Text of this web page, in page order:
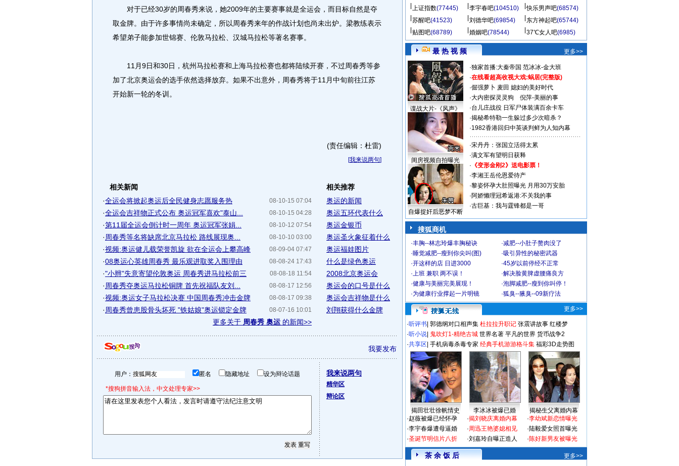
对于已经30岁的周春秀来说，她2009年的主要赛事就是全运会，而目标自然是夺
取金牌。由于许多事情尚未确定，所以周春秀来年的作战计划也尚未出炉。梁教练表示
希望弟子能参加世锦赛、伦敦马拉松、汉城马拉松等著名赛事。
11月9日和30日，杭州马拉松赛和上海马拉松赛也都将陆续开赛，不过周春秀等参
加了北京奥运会的选手依然选择放弃。如果不出意外，周春秀将于11月中旬前往江苏
开始新一轮的冬训。
(责任编辑：杜雷)
[我来说两句]
相关新闻
08-10-15 07:04
·全运会将掀起奥运后全民健身志愿服务热
08-10-15 04:28
·全运会吉祥物正式公布 奥运冠军喜欢"泰山...
08-10-12 07:54
·第11届全运会倒计时一周年 奥运冠军张娟...
08-10-10 03:00
· 周春秀等名将缺席北京马拉松 路线展现奥...
08-09-04 07:47
·视频:奥运健儿载荣誉凯旋 欲在全运会上攀高峰
08-08-24 17:43
·08奥运心英雄周春秀 最乐观进取奖入围理由
08-08-18 11:54
·"小辫"失意寄望伦敦奥运 周春秀进马拉松前三
08-08-17 12:56
· 周春秀夺奥运马拉松铜牌 首先祝福队友刘...
08-08-17 09:38
·视频:奥运女子马拉松决赛 中国周春秀冲击金牌
08-07-16 10:01
· 周春秀曾患股骨头坏死 "铁姑娘"奥运锁定金牌
更多关于 周春秀 奥运 的新闻>>
相关推荐
奥运的新闻
奥运五环代表什么
奥运金银币
奥运圣火象征着什么
奥运福娃图片
什么是绿色奥运
2008北京奥运会
奥运会的口号是什么
奥运会吉祥物是什么
刘翔获得什么金牌
我要发布
用户： 匿名 隐藏地址 设为辩论话题
*搜狗拼音输入法，中文处理专家>>
我来说两句
精华区
辩论区
上证指数(77445) 李宇春吧(104510) 快乐男声吧(68574)
苏醒吧(41523) 刘德华吧(69854) 东方神起吧(65744)
贴图吧(68789) 婚姻吧(78544) 37℃女人吧(6985)
最 热 视 频 更多>>
谍战大片-《风声》
闺房视频自拍曝光
自爆捉奸后恶梦不断
·独家首播:大秦帝国 范冰冰-金大班
·在线看超高收视大戏:蜗居(完整版)
·倔强萝卜 麦田 媳妇的美好时代
·大内密探灵灵狗
倪萍-美丽的事
·台儿庄战役 日军尸体装满百余卡车
·揭秘希特勒一生躲过多少次暗杀？
·1982香港回归中英谈判鲜为人知内幕
·宋丹丹：张国立活得太累
·满文军有望明日获释
· 《变形金刚2》送电影票！
·李湘王岳伦恩爱待产
·黎姿怀孕大肚照曝光 月用30万安胎
·阿娇懒理冠希返港:不关我的事
·古巨基：我与霆锋都是一哥
搜狐商机
·丰胸--林志玲爆丰胸秘诀 ·减肥--小肚子赘肉没了
·睡觉减肥--瘦到你尖叫(图) ·吸引异性的秘密武器
·开这样的店 日进3000 ·45岁以前停经不正常
·上班 兼职 两不误！ ·解决脸黄脾虚腰痛良方
·健康与美丽完美展现！ ·泡脚减肥--瘦到你叫停！
·为健康行业撑起一片明镜 ·狐臭--腋臭--09新疗法
更多>>
·听评书 郭德纲对口相声集 杜拉拉升职记 张震讲故事 红楼梦
·听小说 鬼吹灯1-精绝古城 世界名著 平凡的世界 货币战争2
·共享区 手机病毒杀毒专家 经典手机游游格斗集 福彩3D走势图
揭田壮壮徐帆情史 李冰冰被爆已婚
揭秘生父离婚内幕
·赵薇被爆已经怀孕
·李宇春爆遭母逼婚
·圣诞节明信片八折
·揭刘晓庆离婚内幕
·周迅王艳婆媳相见
·刘嘉玲自曝正造人
·李幼斌新恋情曝光
·陆毅爱女照首曝光
·陈好新男友被曝光
茶 余 饭 后
更多>>